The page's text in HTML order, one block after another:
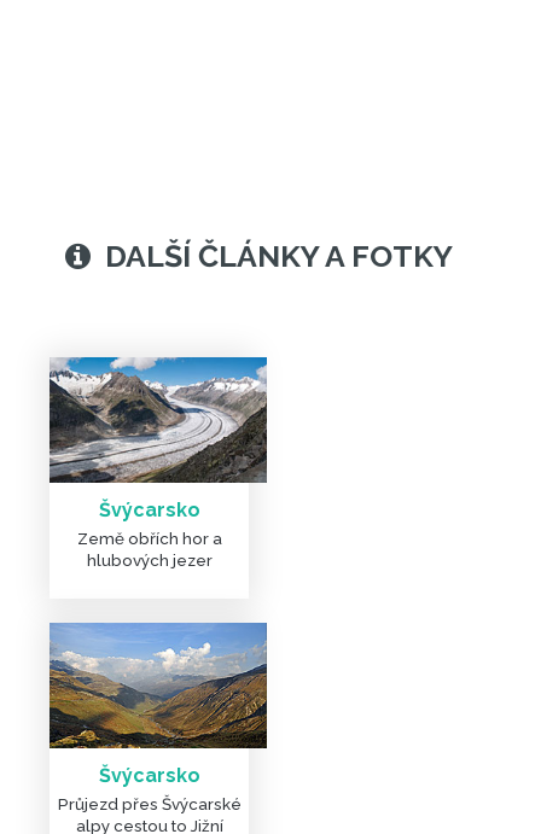
DALŠÍ ČLÁNKY A FOTKY
Švýcarsko
Země obřích hor a
hlubových jezer
Švýcarsko
Průjezd přes Švýcarské
alpy cestou to Jižní